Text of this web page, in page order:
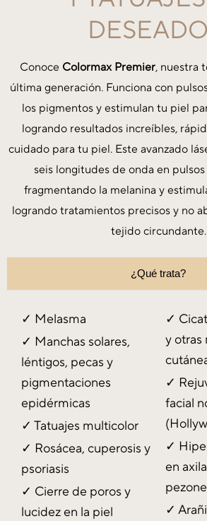
Conoce Colormax Premier, nuestra
última generación. Funciona con
los pigmentos y estimulan tu piel
logrando resultados increíbles,
cuidado para tu piel. Este avanzado
seis longitudes de onda en
fragmentando la melanina y
logrando tratamientos precisos y no
tejido circundante.
¿Qué trata?
✓ Melasma
✓ Manchas solares,
léntigos, pecas y
pigmentaciones
epidérmicas
✓ Tatuajes multicolor
✓ Rosácea, cuperosis y
psoriasis
✓ Cierre de poros y
lucidez en la piel
✓
y otras
✓
facial
✓
en
✓